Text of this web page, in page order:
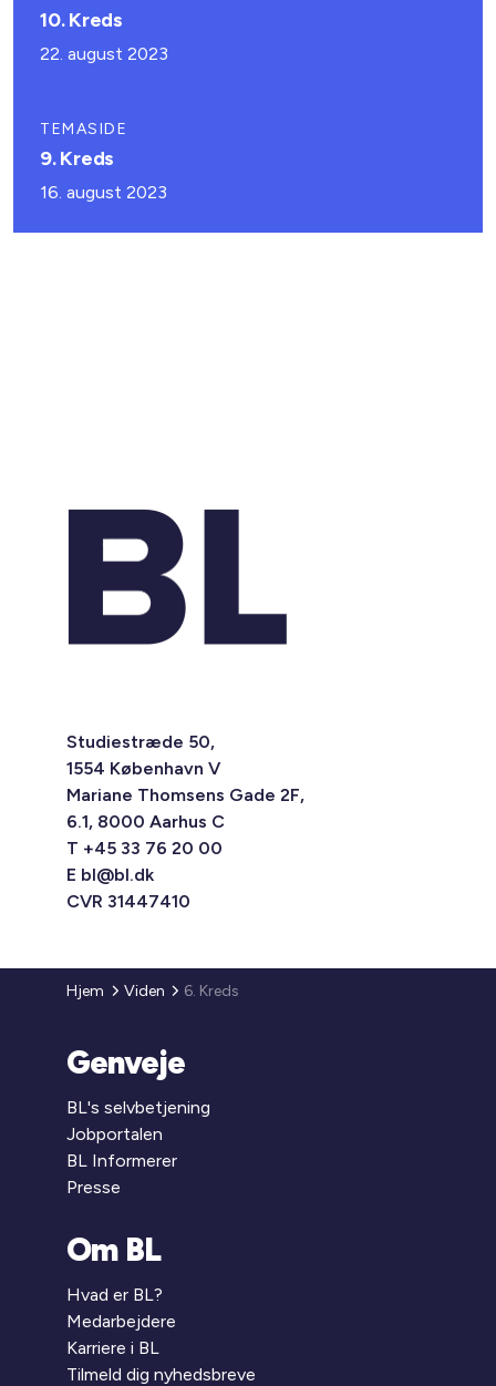
10. Kreds
22. august 2023
TEMASIDE
9. Kreds
16. august 2023
Studiestræde 50,
1554 København V
Mariane Thomsens Gade 2F,
6.1, 8000 Aarhus C
T +45 33 76 20 00
E bl@bl.dk
CVR 31447410
Hjem Viden 6. Kreds
Genveje
BL's selvbetjening
Jobportalen
BL Informerer
Presse
Om BL
Hvad er BL?
Medarbejdere
Karriere i BL
Tilmeld dig nyhedsbreve